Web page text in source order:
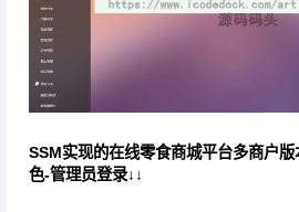
SSM实现的在线零食商城平台多商户
色-管理员登录↓↓